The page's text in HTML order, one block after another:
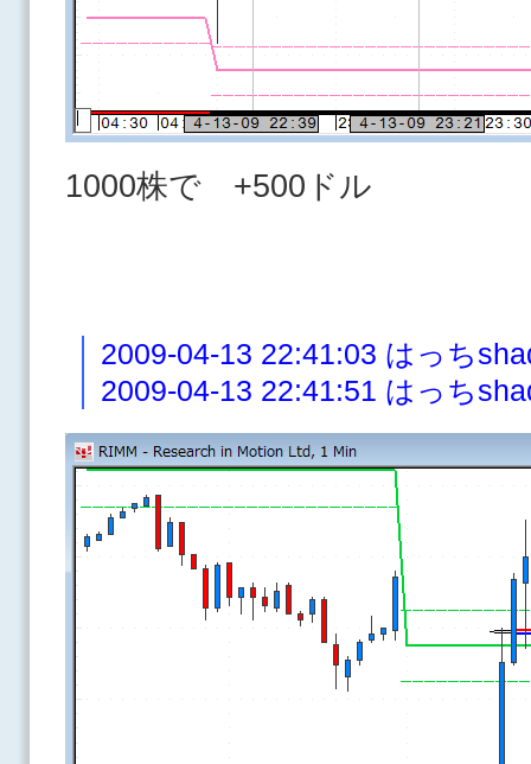
1000株で +500ドル
2009-04-13 22:41:03 はっち
2009-04-13 22:41:51 はっち